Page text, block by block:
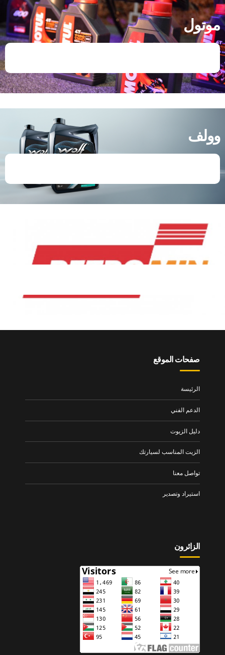
موتول
وولف
بترومين
صفحات الموقع
الرئيسة
الدعم الفني
دليل الزيوت
الزيت المناسب لسيارتك
تواصل معنا
استيراد وتصدير
الزائرون